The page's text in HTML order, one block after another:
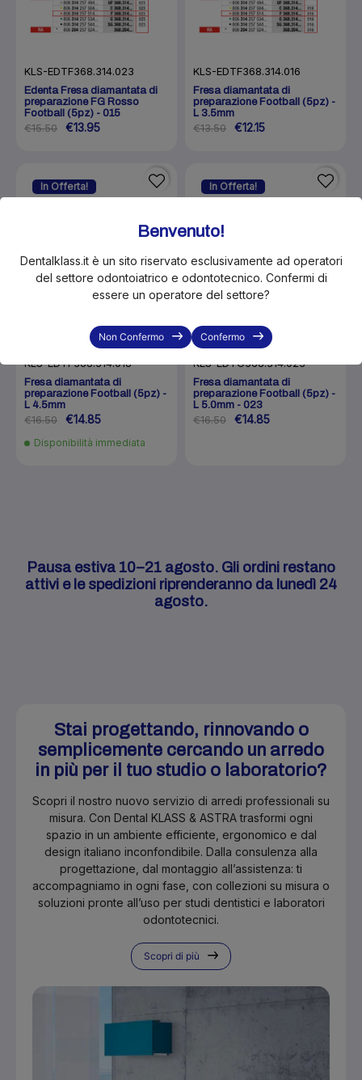
KLS-EDTF368.314.023
Edenta Fresa diamantata di
preparazione FG Rosso
Football (5pz) - 015
€15.50 €13.95
KLS-EDTF368.314.016
Fresa diamantata di
preparazione Football (5pz) -
L 3.5mm
€13.50 €12.15
In Offerta!
KLS-EDTF368.314.018
Fresa diamantata di
preparazione Football (5pz) -
L 4.5mm
€16.50 €14.85
Disponibilità immediata
In Offerta!
KLS-EDTG368.314.023
Fresa diamantata di
preparazione Football (5pz) -
L 5.0mm - 023
€16.50 €14.85
Pausa estiva 10–21 agosto. Gli ordini restano
attivi e le spedizioni riprenderanno da lunedì 24
agosto.
Stai progettando, rinnovando o
semplicemente cercando un arredo
in più per il tuo studio o laboratorio?
Scopri il nostro nuovo servizio di arredi professionali su
misura. Con Dental KLASS & ASTRA trasformi ogni
spazio in un ambiente efficiente, ergonomico e dal
design italiano inconfondibile. Dalla consulenza alla
progettazione, dal montaggio all’assistenza: ti
accompagniamo in ogni fase, con collezioni su misura o
soluzioni pronte all’uso per studi dentistici e laboratori
odontotecnici.
Scopri di più
Benvenuto!
Dentalklass.it è un sito riservato esclusivamente ad operatori
del settore odontoiatrico e odontotecnico. Confermi di
essere un operatore del settore?
Non Confermo Confermo